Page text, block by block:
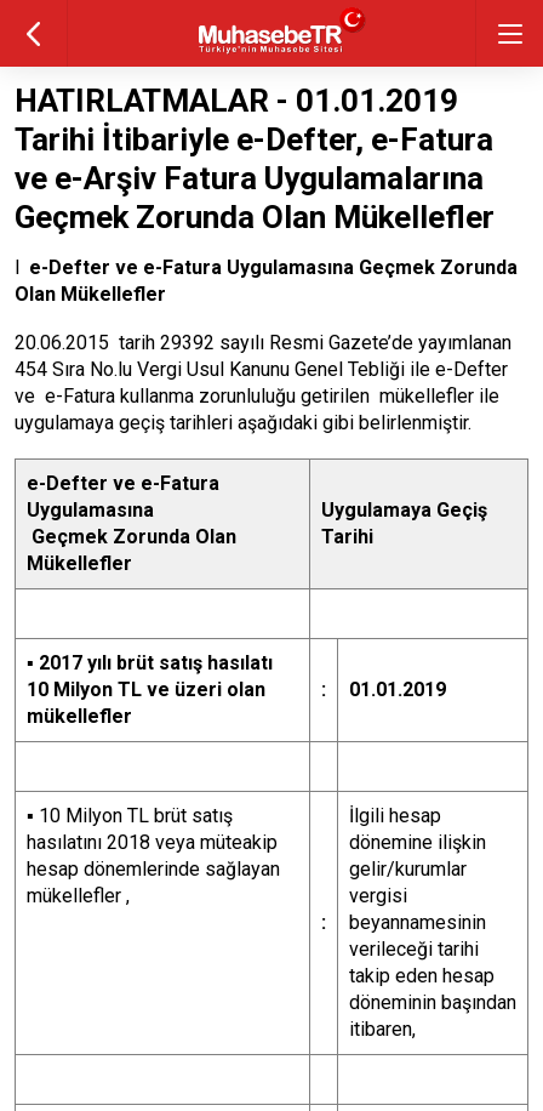
HATIRLATMALAR - 01.01.2019
Tarihi İtibariyle e-Defter, e-Fatura
ve e-Arşiv Fatura Uygulamalarına
Geçmek Zorunda Olan Mükellefler
l e-Defter ve e-Fatura Uygulamasına Geçmek Zorunda
Olan Mükellefler
20.06.2015 tarih 29392 sayılı Resmi Gazete’de yayımlanan
454 Sıra No.lu Vergi Usul Kanunu Genel Tebliği ile e-Defter
ve e-Fatura kullanma zorunluluğu getirilen mükellefler ile
uygulamaya geçiş tarihleri aşağıdaki gibi belirlenmiştir.
e-Defter ve e-Fatura
Uygulamasına
Geçmek Zorunda Olan
Mükellefler
Uygulamaya Geçiş
Tarihi
▪ 2017 yılı brüt satış hasılatı
10 Milyon TL ve üzeri olan
mükellefler
: 01.01.2019
▪ 10 Milyon TL brüt satış
hasılatını 2018 veya müteakip
hesap dönemlerinde sağlayan
mükellefler ,
:
İlgili hesap
dönemine ilişkin
gelir/kurumlar
vergisi
beyannamesinin
verileceği tarihi
takip eden hesap
döneminin başından
itibaren,